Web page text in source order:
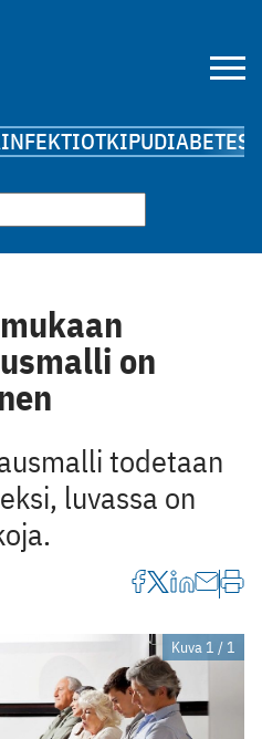
INFEKTIOTKIPUDIABETES
on
todetaan
luvassa on
Kuva 1 / 1